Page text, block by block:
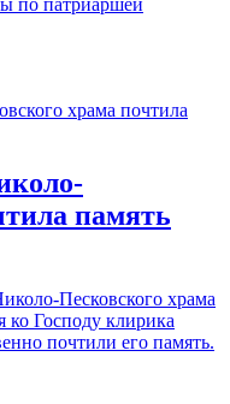
по патриаршей
память
Песковского храма
ко Господу клирика
почтили его память.